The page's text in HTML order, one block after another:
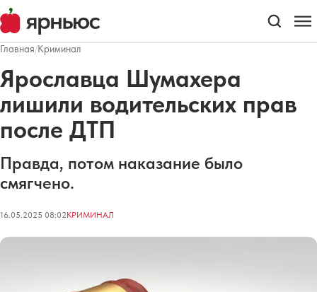
Главная/Криминал
Ярославца Шумахера
лишили водительских прав
после ДТП
Правда, потом наказание было
смягчено.
16.05.2025 08:02КРИМИНАЛ